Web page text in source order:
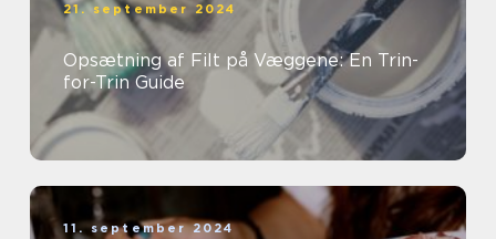
21. september 2024
Opsætning af Filt på Væggene: En Trin-
for-Trin Guide
11. september 2024